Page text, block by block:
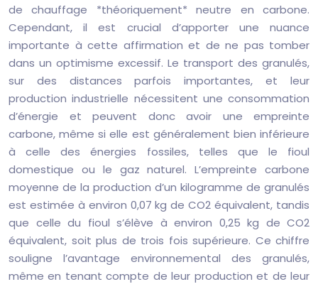
de chauffage *théoriquement* neutre en carbone.
Cependant, il est crucial d’apporter une nuance
importante à cette affirmation et de ne pas tomber
dans un optimisme excessif. Le transport des granulés,
sur des distances parfois importantes, et leur
production industrielle nécessitent une consommation
d’énergie et peuvent donc avoir une empreinte
carbone, même si elle est généralement bien inférieure
à celle des énergies fossiles, telles que le fioul
domestique ou le gaz naturel. L’empreinte carbone
moyenne de la production d’un kilogramme de granulés
est estimée à environ 0,07 kg de CO2 équivalent, tandis
que celle du fioul s’élève à environ 0,25 kg de CO2
équivalent, soit plus de trois fois supérieure. Ce chiffre
souligne l’avantage environnemental des granulés,
même en tenant compte de leur production et de leur